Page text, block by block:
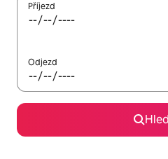
Příjezd
Odjezd